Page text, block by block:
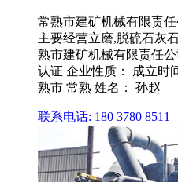
常熟市建矿机械有限责
主要经营立磨,脱硫石灰
熟市建矿机械有限责任
认证 企业性质： 成立时
熟市 常熟 姓名： 孙赵
联系电话: 180 3780 8511